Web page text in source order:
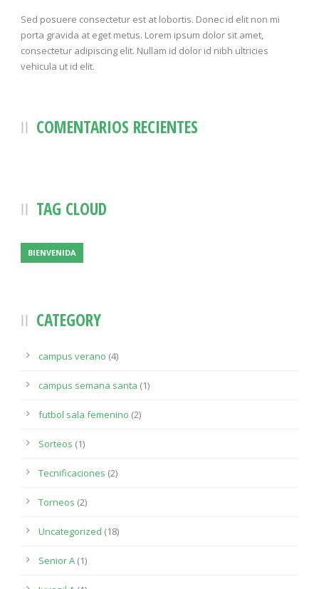
Sed posuere consectetur est at lobortis. Donec id elit non mi
porta gravida at eget metus. Lorem ipsum dolor sit amet,
consectetur adipiscing elit. Nullam id dolor id nibh ultricies
vehicula ut id elit.
COMENTARIOS RECIENTES
TAG CLOUD
BIENVENIDA
CATEGORY
campus verano (4)
campus semana santa (1)
futbol sala femenino (2)
Sorteos (1)
Tecnificaciones (2)
Torneos (2)
Uncategorized (18)
Senior A (1)